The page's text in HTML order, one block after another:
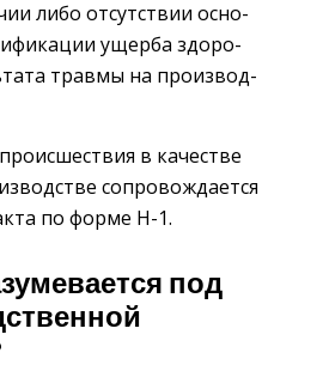
либо от­сут­ствии ос­но­
ущер­ба здо­ро­
трав­мы на про­из­вод­
в ка­че­стве
со­про­вож­да­ет­ся
по форме Н-1.
под